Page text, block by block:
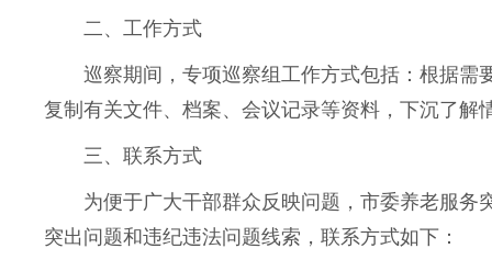
二、工作方式
巡察期间，专项巡察组工作方式包括：根据需
复制有关文件、档案、会议记录等资料，下沉了解
三、联系方式
为便于广大干部群众反映问题，市委养老服务
突出问题和违纪违法问题线索，联系方式如下：